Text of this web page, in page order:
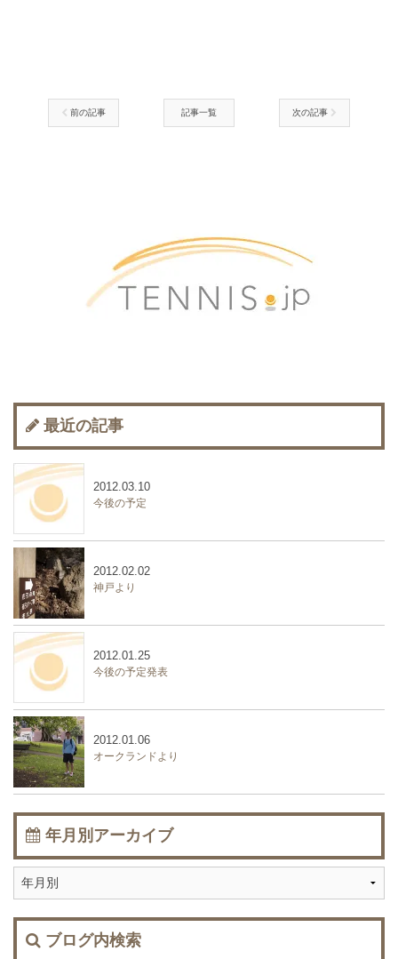
前の記事 記事一覧 次の記事
最近の記事
今後の予定
2012.03.10
神戸より
2012.02.02
今後の予定発表
2012.01.25
オークランドより
2012.01.06
年月別アーカイブ
ブログ内検索